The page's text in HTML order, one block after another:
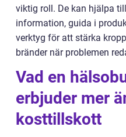
viktig roll. De kan hjälpa
information, guida i
verktyg för att stärka
bränder när problemen
Vad en
erbjuder mer
kosttillskott